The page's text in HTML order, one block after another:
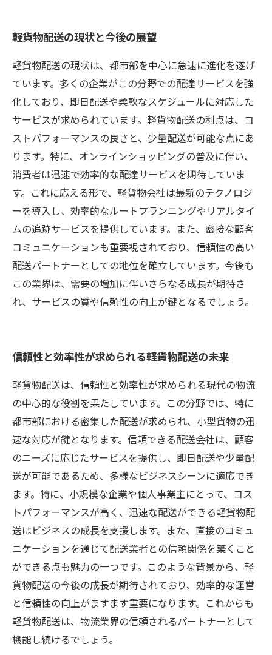
軽貨物配送の現状と今後の展望
軽貨物配送の現状は、都市部を中心に急速に進化を遂げ
ています。多くの企業がこの分野での配達サービスを強
化しており、即日配送や柔軟なスケジュールに対応した
サービスが求められています。軽貨物配送の利点は、コ
ストパフォーマンスの良さと、少量配送が可能な点にあ
ります。特に、オンラインショッピングの普及に伴い、
消費者は迅速で効率的な配達サービスを期待していま
す。これに応える形で、軽貨物会社は最新のテクノロジ
ーを導入し、効率的なルートプランニングやリアルタイ
ムの追跡サービスを提供しています。また、密接な顧客
コミュニケーションも重要視されており、信頼性の高い
配送パートナーとしての地位を確立しています。今後も
この業界は、需要の増加に伴いさらなる成長が期待さ
れ、サービスの質や信頼性の向上が鍵となるでしょう。
信頼性と効率性が求められる軽貨物配送の未来
軽貨物配送は、信頼性と効率性が求められる現代の物流
の中心的な役割を果たしています。この分野では、特に
都市部における密集した配送が求められ、小型貨物の迅
速な対応が鍵となります。信頼できる配送会社は、顧客
のニーズに応じたサービスを提供し、即日配送や少量配
送が可能であるため、多様なビジネスシーンに適応でき
ます。特に、小規模な企業や個人事業主にとって、コス
トパフォーマンスが高く、迅速な配送ができる軽貨物配
送はビジネスの成長を支援します。また、直接のコミュ
ニケーションを通じて配送業者との信頼関係を築くこと
ができる点も魅力の一つです。このような背景から、軽
貨物配送の今後の成長が期待されており、効率的な運営
と信頼性の向上がますます重要になります。これからも
軽貨物配送は、物流業界の信頼されるパートナーとして
機能し続けるでしょう。